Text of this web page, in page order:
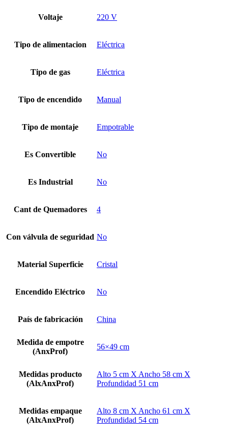
Voltaje 220 V
Tipo de alimentacion Eléctrica
Tipo de gas Eléctrica
Tipo de encendido Manual
Tipo de montaje Empotrable
Es Convertible No
Es Industrial No
Cant de Quemadores 4
Con válvula de seguridad No
Material Superficie Cristal
Encendido Eléctrico No
País de fabricación China
Medida de empotre
(AnxProf)
56×49 cm
Medidas producto
(AlxAnxProf)
Alto 5 cm X Ancho 58 cm X
Profundidad 51 cm
Medidas empaque
(AlxAnxProf)
Alto 8 cm X Ancho 61 cm X
Profundidad 54 cm